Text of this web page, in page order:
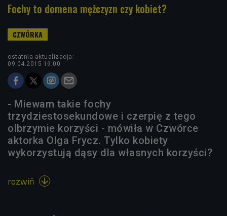
Fochy to domena mężczyzn czy kobiet?
ostatnia aktualizacja:
09.04.2015 19:00
- Miewam takie fochy
trzydziestosekundowe i czerpię z tego
olbrzymie korzyści - mówiła w Czwórce
aktorka Olga Frycz. Tylko kobiety
wykorzystują dąsy dla własnych korzyści?
rozwiń 